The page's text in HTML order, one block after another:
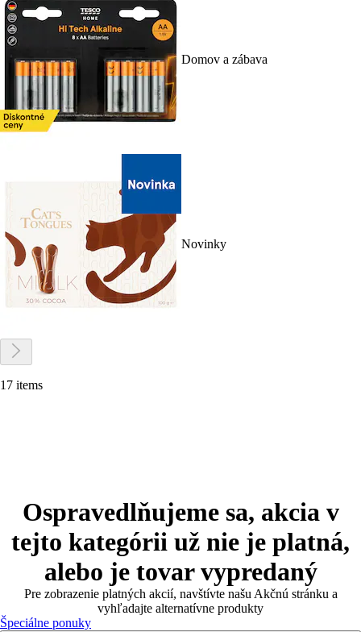
Domov a zábava
Novinky
17 items
Ospravedlňujeme sa, akcia v
tejto kategórii už nie je platná,
alebo je tovar vypredaný
Pre zobrazenie platných akcií, navštívte našu Akčnú stránku a
vyhľadajte alternatívne produkty
Špeciálne ponuky